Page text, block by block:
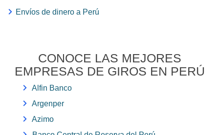
Envíos de dinero a Perú
CONOCE LAS MEJORES
EMPRESAS DE GIROS EN PERÚ
Alfin Banco
Argenper
Azimo